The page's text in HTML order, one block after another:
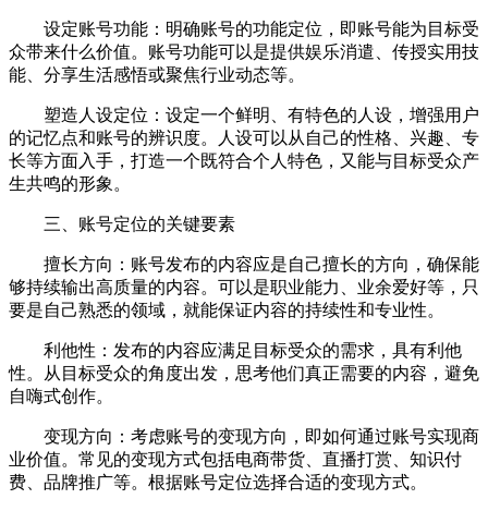
设定账号功能：明确账号的功能定位，即账号能为目标受
众带来什么价值。账号功能可以是提供娱乐消遣、传授实用技
能、分享生活感悟或聚焦行业动态等。
塑造人设定位：设定一个鲜明、有特色的人设，增强用户
的记忆点和账号的辨识度。人设可以从自己的性格、兴趣、专
长等方面入手，打造一个既符合个人特色，又能与目标受众产
生共鸣的形象。
三、账号定位的关键要素
擅长方向：账号发布的内容应是自己擅长的方向，确保能
够持续输出高质量的内容。可以是职业能力、业余爱好等，只
要是自己熟悉的领域，就能保证内容的持续性和专业性。
利他性：发布的内容应满足目标受众的需求，具有利他
性。从目标受众的角度出发，思考他们真正需要的内容，避免
自嗨式创作。
变现方向：考虑账号的变现方向，即如何通过账号实现商
业价值。常见的变现方式包括电商带货、直播打赏、知识付
费、品牌推广等。根据账号定位选择合适的变现方式。